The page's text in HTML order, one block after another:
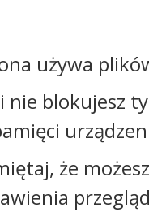
używa
nie blokujesz
że